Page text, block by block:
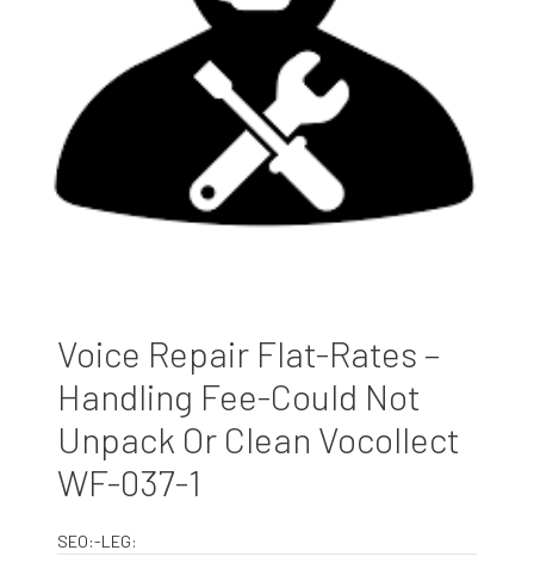
Voice Repair Flat-Rates –
Handling Fee-Could Not
Unpack Or Clean Vocollect
WF-037-1
SEO:-LEG: